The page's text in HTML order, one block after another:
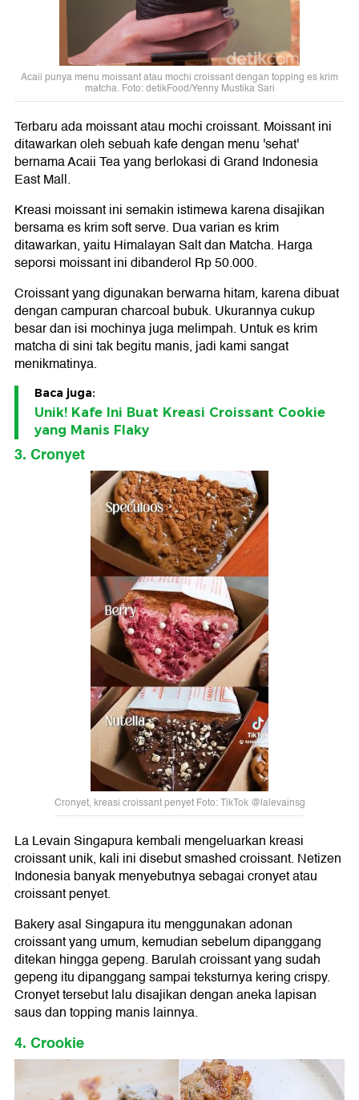
Acaii punya menu moissant atau mochi croissant dengan topping es krim
matcha. Foto: detikFood/Yenny Mustika Sari
Terbaru ada moissant atau mochi croissant. Moissant ini
ditawarkan oleh sebuah kafe dengan menu 'sehat'
bernama Acaii Tea yang berlokasi di Grand Indonesia
East Mall.
Kreasi moissant ini semakin istimewa karena disajikan
bersama es krim soft serve. Dua varian es krim
ditawarkan, yaitu Himalayan Salt dan Matcha. Harga
seporsi moissant ini dibanderol Rp 50.000.
Croissant yang digunakan berwarna hitam, karena dibuat
dengan campuran charcoal bubuk. Ukurannya cukup
besar dan isi mochinya juga melimpah. Untuk es krim
matcha di sini tak begitu manis, jadi kami sangat
menikmatinya.
Baca juga:
Unik! Kafe Ini Buat Kreasi Croissant Cookie
yang Manis Flaky
3. Cronyet
Cronyet, kreasi croissant penyet Foto: TikTok @lalevainsg
La Levain Singapura kembali mengeluarkan kreasi
croissant unik, kali ini disebut smashed croissant. Netizen
Indonesia banyak menyebutnya sebagai cronyet atau
croissant penyet.
Bakery asal Singapura itu menggunakan adonan
croissant yang umum, kemudian sebelum dipanggang
ditekan hingga gepeng. Barulah croissant yang sudah
gepeng itu dipanggang sampai teksturnya kering crispy.
Cronyet tersebut lalu disajikan dengan aneka lapisan
saus dan topping manis lainnya.
4. Crookie